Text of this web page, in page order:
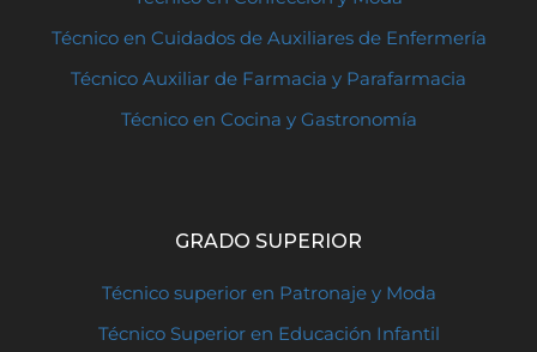
Técnico en Cuidados de Auxiliares de Enfermería
Técnico Auxiliar de Farmacia y Parafarmacia
Técnico en Cocina y Gastronomía
GRADO SUPERIOR
Técnico superior en Patronaje y Moda
Técnico Superior en Educación Infantil